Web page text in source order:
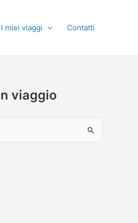
I miei viaggi Contatti
viaggio